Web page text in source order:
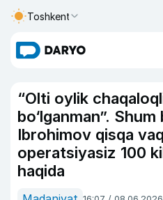
Toshkent
“Olti oylik
bo‘lganman”.
Ibrohimov qisqa
operatsiyasiz 100
haqida